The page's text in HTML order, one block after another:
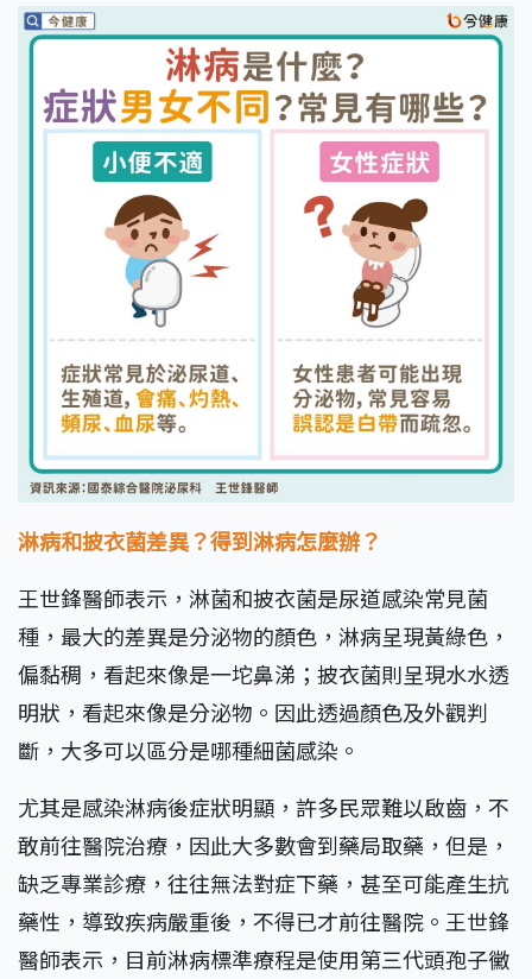
淋病和披衣菌差異？得到淋病怎麼辦？
王世鋒醫師表示，淋菌和披衣菌是尿道感染常見菌
種，最大的差異是分泌物的顏色，淋病呈現黃綠色，
偏黏稠，看起來像是一坨鼻涕；披衣菌則呈現水水透
明狀，看起來像是分泌物。因此透過顏色及外觀判
斷，大多可以區分是哪種細菌感染。
尤其是感染淋病後症狀明顯，許多民眾難以啟齒，不
敢前往醫院治療，因此大多數會到藥局取藥，但是，
缺乏專業診療，往往無法對症下藥，甚至可能產生抗
藥性，導致疾病嚴重後，不得已才前往醫院。王世鋒
醫師表示，目前淋病標準療程是使用第三代頭孢子黴